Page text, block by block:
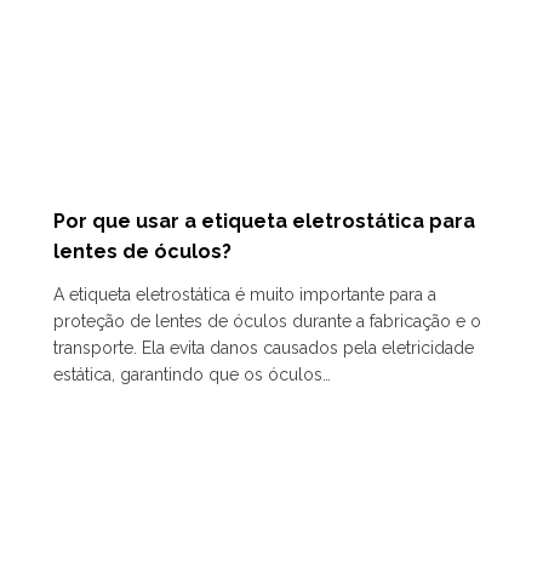
Por que usar a etiqueta eletrostática para
lentes de óculos?
A etiqueta eletrostática é muito importante para a
proteção de lentes de óculos durante a fabricação e o
transporte. Ela evita danos causados pela eletricidade
estática, garantindo que os óculos…